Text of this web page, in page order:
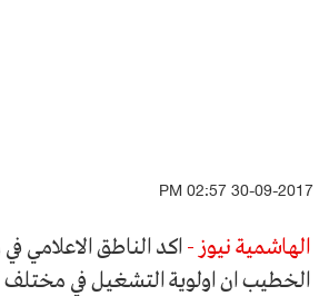
30-09-2017 02:57 PM
الهاشمية نيوز - اكد الناطق الاعلامي
الخطيب ان اولوية التشغيل في مختلف